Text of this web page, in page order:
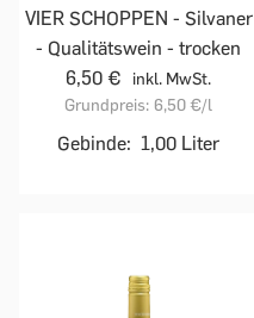
VIER SCHOPPEN - Silvaner
- Qualitätswein - trocken
6,50 €
inkl. MwSt.
Grundpreis: 6,50 €/l
Gebinde: 1,00 Liter